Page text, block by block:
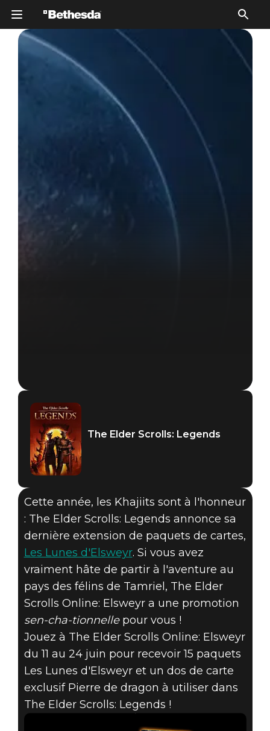
The Elder Scrolls: Legends
11 juin 2019
EXPLOREZ THE
ELDER
SCROLLS
ONLINE:
ELSWEYR ET
GAGNEZ DU
CONTENU
EXCLUSIF POUR
LEGENDS !
The Elder Scrolls: Legends
Cette année, les Khajiits sont à l'honneur
: The Elder Scrolls: Legends annonce sa
dernière extension de paquets de cartes,
Les Lunes d'Elsweyr. Si vous avez
vraiment hâte de partir à l'aventure au
pays des félins de Tamriel, The Elder
Scrolls Online: Elsweyr a une promotion
sen-cha-tionnellepour vous !
Jouez à The Elder Scrolls Online: Elsweyr
du 11 au 24 juin pour recevoir 15 paquets
Les Lunes d'Elsweyr et un dos de carte
exclusif Pierre de dragon à utiliser dans
The Elder Scrolls: Legends !